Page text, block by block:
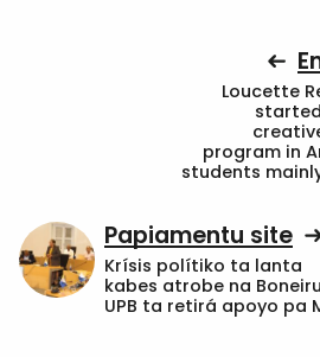
Loucette
program in
students
Papiamentu site
Krísis polítiko ta lanta
kabes atrobe na
UPB ta retirá apoyo pa